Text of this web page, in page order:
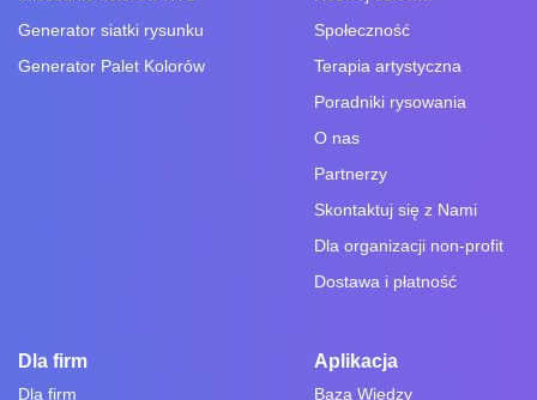
Generator siatki rysunku
Generator Palet Kolorów
Społeczność
Terapia artystyczna
Poradniki rysowania
O nas
Partnerzy
Skontaktuj się z Nami
Dla organizacji non-profit
Dostawa i płatność
Dla firm
Dla firm
Aplikacja
Baza Wiedzy